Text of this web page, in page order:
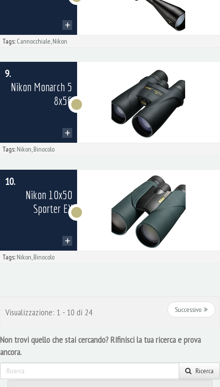
Tags: Cannocchiale,Nikon
9.
Nikon Monarch 5
8x56
Tags: Nikon,Binocolo
10.
Nikon 10x50
Sporter EX
Tags: Nikon,Binocolo
Visualizzazione: 1 - 10 di 24 Successivo
Non trovi quello che stai cercando? Rifinisci la tua ricerca e prova
ancora.
Ricerca